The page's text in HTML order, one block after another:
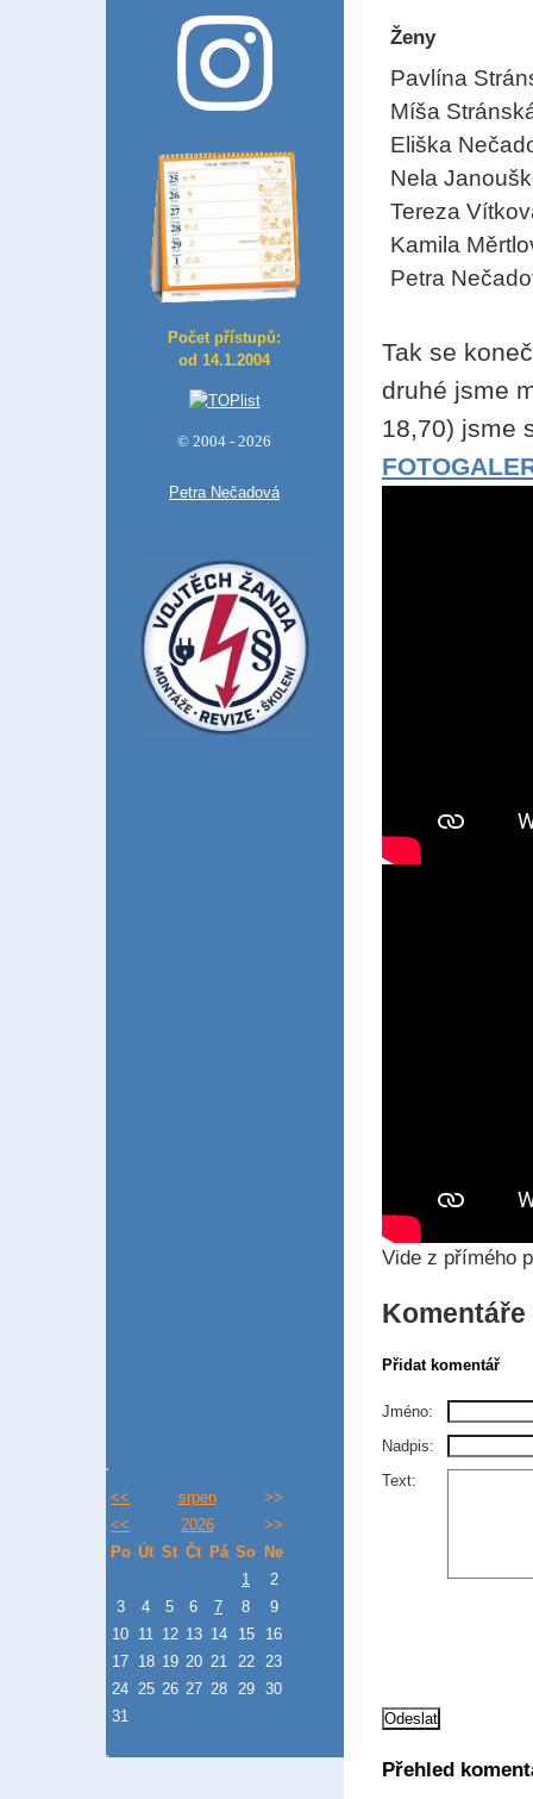
Počet přístupů:
od 14.1.2004
© 2004 - 2026
Petra Nečadová
<< srpen
>>
<<
2026
>>
Po Út St Čt Pá So Ne
1
2
3
4 5 6 7 8
9
10 11 12 13 14 15
16
17 18 19 20 21 22
23
24 25 26 27 28 29
30
31
Ženy
Pavlína
Míša
Eliška
Nela
Tereza
Kamila
Petra
Tak se
druhé jsme
18,70) jsme
Vide z přímého
Komentáře
Přidat komentář
Jméno:
Nadpis:
Text:
Přehled